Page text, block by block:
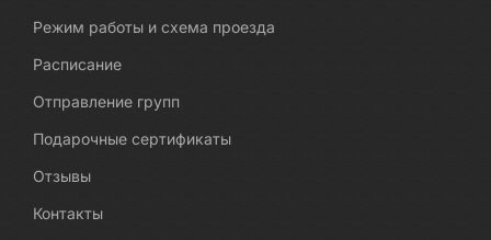
Режим работы и схема проезда
Расписание
Отправление групп
Подарочные сертификаты
Отзывы
Контакты